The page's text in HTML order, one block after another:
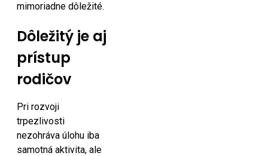
mimoriadne dôležité.
Dôležitý je aj
prístup
rodičov
Pri rozvoji
trpezlivosti
nezohráva úlohu iba
samotná aktivita, ale